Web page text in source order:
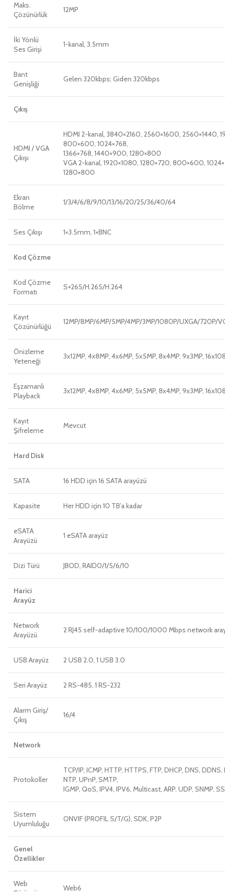
Maks.
Çözünürlük
12MP
İki Yönlü
Ses Girişi
1-kanal, 3.5mm
Bant
Genişliği
Gelen 320kbps; Giden 320kbps
Çıkış
HDMI / VGA
Çıkışı
HDMI 2-kanal, 3840×2160, 2560×1600, 2560×1440,
800×600, 1024×768,
1366×768, 1440×900, 1280×800
VGA 2-kanal, 1920×1080, 1280×720, 800×600,
1280×800
Ekran
Bölme
1/3/4/6/8/9/10/13/16/20/25/36/40/64
Ses Çıkışı 1×3.5mm, 1×BNC
Kod Çözme
Kod Çözme
Formatı
S+265/H.265/H.264
Kayıt
Çözünürlüğü
12MP/8MP/6MP/5MP/4MP/3MP/1080P/UXGA/720P/
Önizleme
Yeteneği
3x12MP, 4x8MP, 4x6MP, 5x5MP, 8x4MP, 9x3MP,
Eşzamanlı
Playback
3x12MP, 4x8MP, 4x6MP, 5x5MP, 8x4MP, 9x3MP,
Kayıt
Şifreleme
Mevcut
Hard Disk
SATA 16 HDD için 16 SATA arayüzü
Kapasite Her HDD için 10 TB’a kadar
eSATA
Arayüzü
1 eSATA arayüz
Dizi Türü JBOD, RAID0/1/5/6/10
Harici
Arayüz
Network
Arayüzü
2 RJ45 self-adaptive 10/100/1000 Mbps network
USB Arayüz 2 USB 2.0, 1 USB 3.0
Seri Arayüz 2 RS-485, 1 RS-232
Alarm Giriş/
Çıkış
16/4
Network
Protokoller
TCP/IP, ICMP, HTTP, HTTPS, FTP, DHCP, DNS, DDNS,
NTP, UPnP, SMTP,
IGMP, QoS, IPV4, IPV6, Multicast, ARP, UDP, SNMP,
Sistem
Uyumluluğu
ONVIF (PROFIL S/T/G), SDK, P2P
Genel
Özellikler
Web
Web6